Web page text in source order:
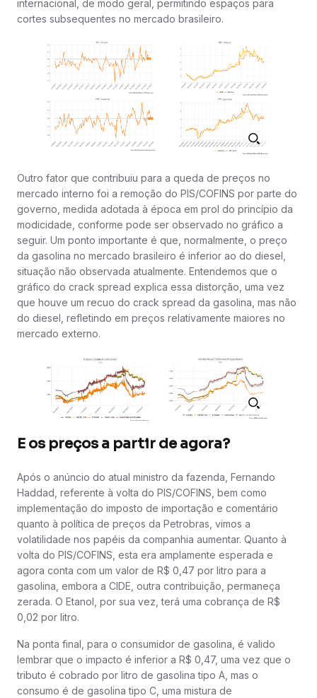
internacional, de modo geral, permitindo espaços para
cortes subsequentes no mercado brasileiro.
Outro fator que contribuiu para a queda de preços no
mercado interno foi a remoção do PIS/COFINS por parte do
governo, medida adotada à época em prol do princípio da
modicidade, conforme pode ser observado no gráfico a
seguir. Um ponto importante é que, normalmente, o preço
da gasolina no mercado brasileiro é inferior ao do diesel,
situação não observada atualmente. Entendemos que o
gráfico do crack spread explica essa distorção, uma vez
que houve um recuo do crack spread da gasolina, mas não
do diesel, refletindo em preços relativamente maiores no
mercado externo.
E os preços a partir de agora?
Após o anúncio do atual ministro da fazenda, Fernando
Haddad, referente à volta do PIS/COFINS, bem como
implementação do imposto de importação e comentário
quanto à política de preços da Petrobras, vimos a
volatilidade nos papéis da companhia aumentar. Quanto à
volta do PIS/COFINS, esta era amplamente esperada e
agora conta com um valor de R$ 0,47 por litro para a
gasolina, embora a CIDE, outra contribuição, permaneça
zerada. O Etanol, por sua vez, terá uma cobrança de R$
0,02 por litro.
Na ponta final, para o consumidor de gasolina, é valido
lembrar que o impacto é inferior a R$ 0,47, uma vez que o
tributo é cobrado por litro de gasolina tipo A, mas o
consumo é de gasolina tipo C, uma mistura de